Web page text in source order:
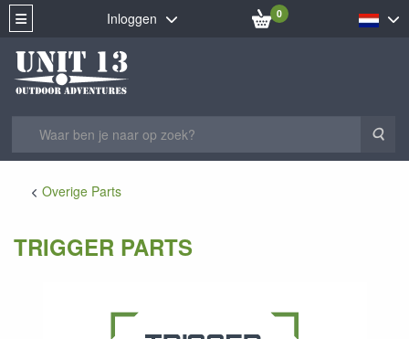
Inloggen 0
Overige Parts
TRIGGER PARTS